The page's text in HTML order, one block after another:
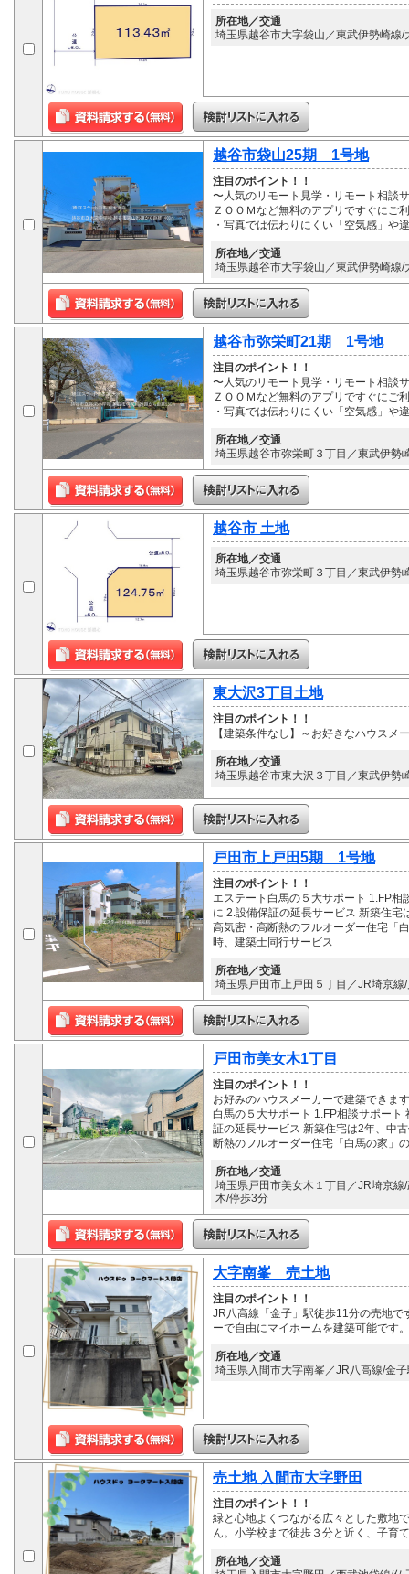
所在地／交通
埼玉県越谷市大字袋山／東武伊勢崎線/
越谷市袋山25期 1号地
注目のポイント！！
〜人気のリモート見学・リモート相談
ＺＯＯＭなど無料のアプリですぐにご
・写真では伝わりにくい「空気感」や
所在地／交通
埼玉県越谷市大字袋山／東武伊勢崎線/
越谷市弥栄町21期 1号地
注目のポイント！！
〜人気のリモート見学・リモート相談
ＺＯＯＭなど無料のアプリですぐにご
・写真では伝わりにくい「空気感」や
所在地／交通
埼玉県越谷市弥栄町３丁目／東武伊勢
越谷市 土地
所在地／交通
埼玉県越谷市弥栄町３丁目／東武伊勢
東大沢3丁目土地
注目のポイント！！
【建築条件なし】～お好きなハウスメ
所在地／交通
埼玉県越谷市東大沢３丁目／東武伊勢
戸田市上戸田5期 1号地
注目のポイント！！
エステート白馬の５大サポート 1.FP
に 2.設備保証の延長サービス 新築住
高気密・高断熱のフルオーダー住宅「
時、建築士同行サービス
所在地／交通
埼玉県戸田市上戸田５丁目／JR埼京線
戸田市美女木1丁目
注目のポイント！！
お好みのハウスメーカーで建築できま
白馬の５大サポート 1.FP相談サポー
証の延長サービス 新築住宅は2年、中
断熱のフルオーダー住宅「白馬の家」
所在地／交通
埼玉県戸田市美女木１丁目／JR埼京
木/停歩3分
大字南峯 売土地
注目のポイント！！
JR八高線「金子」駅徒歩11分の売地
ーで自由にマイホームを建築可能です
所在地／交通
埼玉県入間市大字南峯／JR八高線/金
売土地 入間市大字野田
注目のポイント！！
緑と心地よくつながる広々とした敷地
ん。小学校まで徒歩３分と近く、子育
所在地／交通